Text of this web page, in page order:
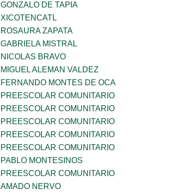
GONZALO DE TAPIA
XICOTENCATL
ROSAURA ZAPATA
GABRIELA MISTRAL
NICOLAS BRAVO
MIGUEL ALEMAN VALDEZ
FERNANDO MONTES DE OCA
PREESCOLAR COMUNITARIO
PREESCOLAR COMUNITARIO
PREESCOLAR COMUNITARIO
PREESCOLAR COMUNITARIO
PREESCOLAR COMUNITARIO
PABLO MONTESINOS
PREESCOLAR COMUNITARIO
AMADO NERVO